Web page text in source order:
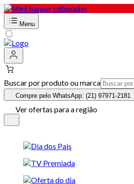
Menu
Buscar por produto ou marca
Compre pelo WhatsApp: (21) 97971-2181
Ver ofertas para a região